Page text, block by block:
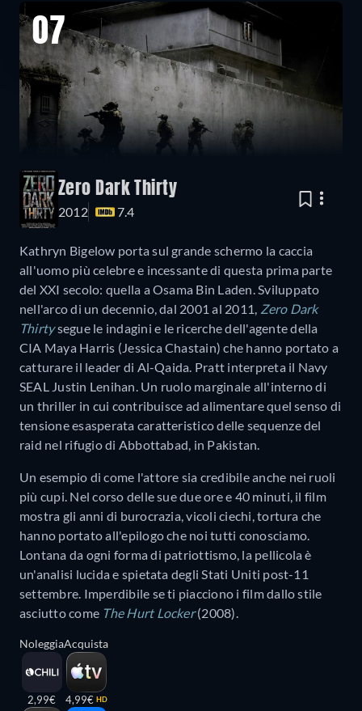
07
Zero Dark Thirty
2012 7.4
Kathryn Bigelow porta sul grande schermo la caccia
all'uomo più celebre e incessante di questa prima parte
del XXI secolo: quella a Osama Bin Laden. Sviluppato
nell'arco di un decennio, dal 2001 al 2011, Zero Dark
Thirtysegue le indagini e le ricerche dell'agente della
CIA Maya Harris (Jessica Chastain) che hanno portato a
catturare il leader di Al-Qaida. Pratt interpreta il Navy
SEAL Justin Lenihan. Un ruolo marginale all'interno di
un thriller in cui contribuisce ad alimentare quel senso di
tensione esasperata caratteristico delle sequenze del
raid nel rifugio di Abbottabad, in Pakistan.
Un esempio di come l'attore sia credibile anche nei ruoli
più cupi. Nel corso delle sue due ore e 40 minuti, il film
mostra gli anni di burocrazia, vicoli ciechi, tortura che
hanno portato all'epilogo che noi tutti conosciamo.
Lontana da ogni forma di patriottismo, la pellicola è
un'analisi lucida e spietata degli Stati Uniti post-11
settembre. Imperdibile se ti piacciono i film dallo stile
asciutto come The Hurt Locker(2008).
Noleggia
2,99€
Acquista
4,99€ HD